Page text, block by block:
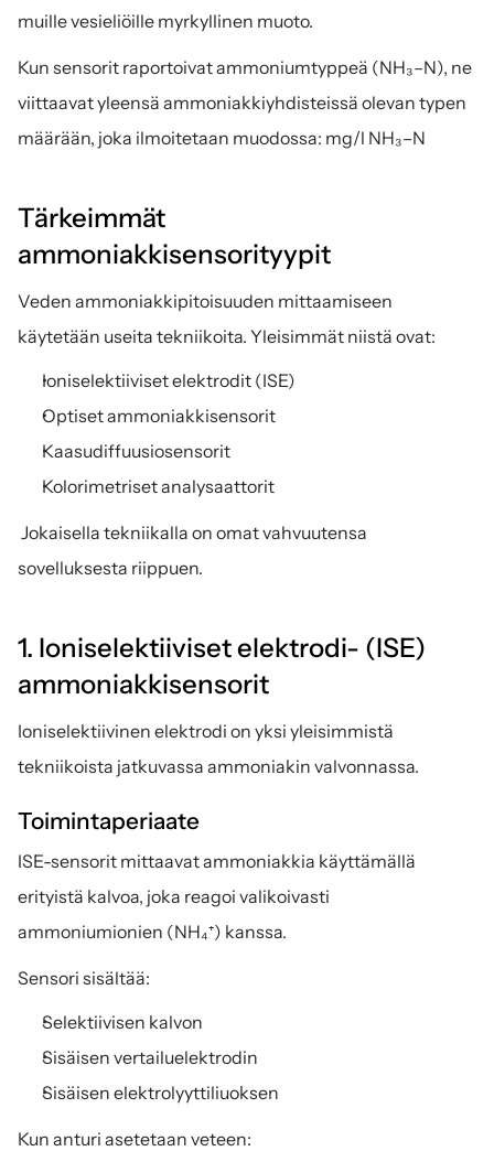
muille vesieliöille myrkyllinen muoto.
Kun sensorit raportoivat ammoniumtyppeä (NH₃–N), ne
viittaavat yleensä ammoniakkiyhdisteissä olevan typen
määrään, joka ilmoitetaan muodossa: mg/l NH₃–N
Tärkeimmät
ammoniakkisensorityypit
Veden ammoniakkipitoisuuden mittaamiseen
käytetään useita tekniikoita. Yleisimmät niistä ovat:
Ioniselektiiviset elektrodit (ISE)
Optiset ammoniakkisensorit
Kaasudiffuusiosensorit
Kolorimetriset analysaattorit
sovelluksesta riippuen.
1. Ioniselektiiviset elektrodi- (ISE)
ammoniakkisensorit
Ioniselektiivinen elektrodi on yksi yleisimmistä
tekniikoista jatkuvassa ammoniakin valvonnassa.
Toimintaperiaate
ISE-sensorit mittaavat ammoniakkia käyttämällä
erityistä kalvoa, joka reagoi valikoivasti
ammoniumionien (NH₄⁺) kanssa.
Sensori sisältää:
Selektiivisen kalvon
Sisäisen vertailuelektrodin
Sisäisen elektrolyyttiliuoksen
Kun anturi asetetaan veteen: